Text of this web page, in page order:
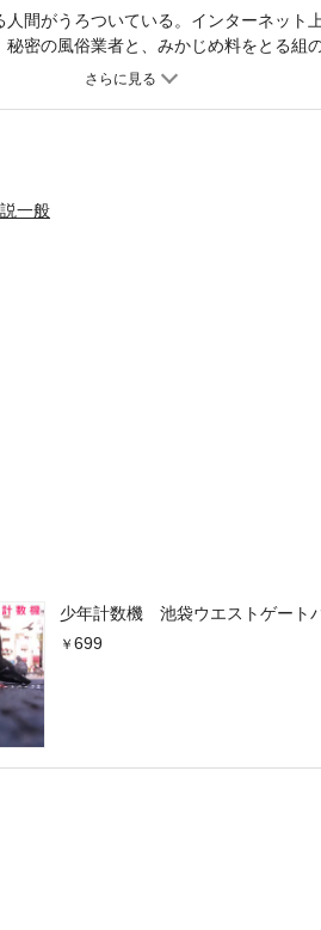
少年計数機 池袋ウエストゲート
699
間がうろついている。インターネット
密の風俗業者と、みかじめ料をとる組
余生を送る老人たち。家業である池袋
一般